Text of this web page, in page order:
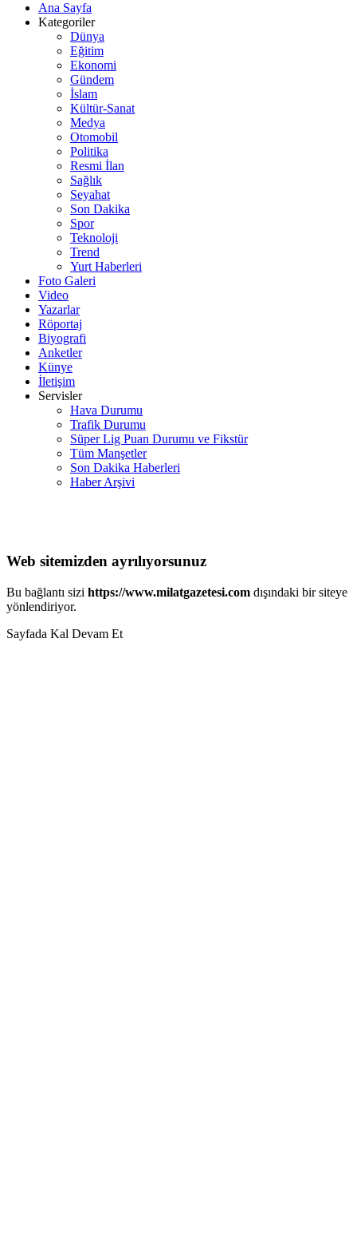
Ana Sayfa
Kategoriler
Dünya
Eğitim
Ekonomi
Gündem
İslam
Kültür-Sanat
Medya
Otomobil
Politika
Resmi İlan
Sağlık
Seyahat
Son Dakika
Spor
Teknoloji
Trend
Yurt Haberleri
Foto Galeri
Video
Yazarlar
Röportaj
Biyografi
Anketler
Künye
İletişim
Servisler
Hava Durumu
Trafik Durumu
Süper Lig Puan Durumu ve Fikstür
Tüm Manşetler
Son Dakika Haberleri
Haber Arşivi
Web sitemizden ayrılıyorsunuz
Bu bağlantı sizi https://www.milatgazetesi.com dışındaki bir siteye
yönlendiriyor.
Sayfada Kal Devam Et